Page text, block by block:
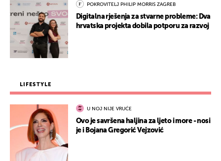
POKROVITELJ PHILIP MORRIS ZAGREB
Digitalna rješenja za stvarne probleme: Dva
hrvatska projekta dobila potporu za razvoj
LIFESTYLE
U NOJ NIJE VRUĆE
Ovo je savršena haljina za ljeto i more - nosi
je i Bojana Gregorić Vejzović